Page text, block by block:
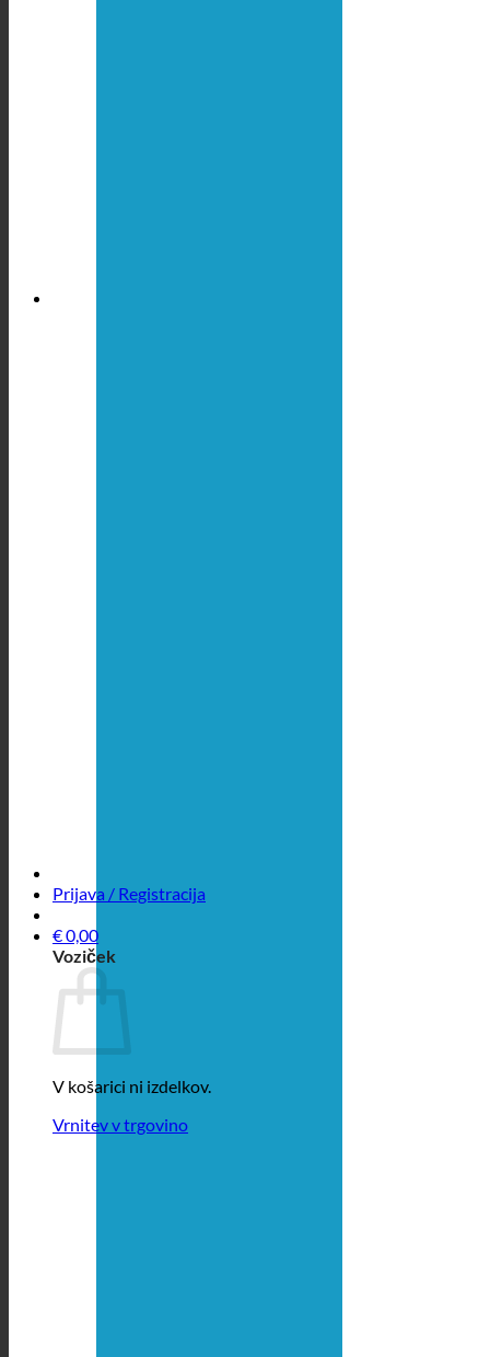
Prijava / Registracija
€0,00
Voziček
V košarici ni izdelkov.
Vrnitev v trgovino